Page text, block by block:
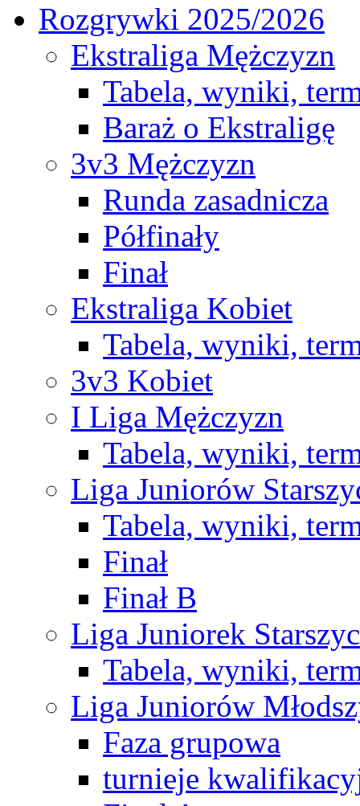
Rozgrywki 2025/2026
Ekstraliga Mężczyzn
Tabela, wyniki,
Baraż o Ekstraligę
3v3 Mężczyzn
Runda zasadnicza
Półfinały
Finał
Ekstraliga Kobiet
Tabela, wyniki,
3v3 Kobiet
I Liga Mężczyzn
Tabela, wyniki,
Liga Juniorów
Tabela, wyniki,
Finał
Finał B
Liga Juniorek
Tabela, wyniki,
Liga Juniorów
Faza grupowa
turnieje